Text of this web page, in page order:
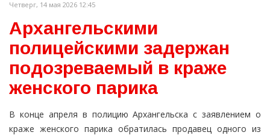
Четверг, 14 мая 2026 12:45
Архангельскими
полицейскими задержан
подозреваемый в краже
женского парика
В конце апреля в полицию Архангельска с заявлением о
краже женского парика обратилась продавец одного из